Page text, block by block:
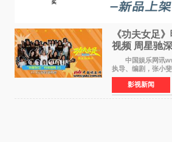
《功夫女足
视频 周星驰
淀不灭初心
中国娱乐网讯
执导、编剧，张小
演，刘嘉玲、佐藤
思贝、胡予安、倪
女足》释出多谢你
影视新闻